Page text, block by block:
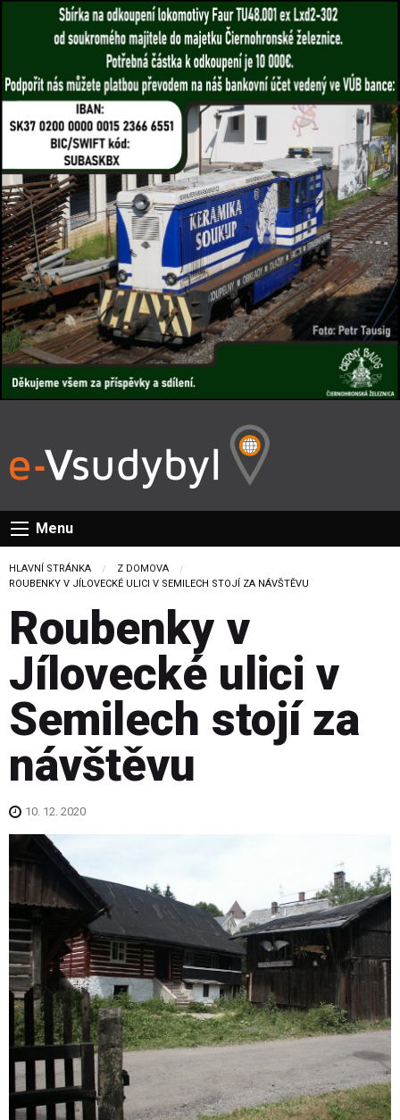
Menu
HLAVNÍ STRÁNKA
Z DOMOVA
CURRENT:
ROUBENKY V JÍLOVECKÉ ULICI V SEMILECH STOJÍ ZA NÁVŠTĚVU
Roubenky v
Jílovecké ulici v
Semilech stojí za
návštěvu
10. 12. 2020